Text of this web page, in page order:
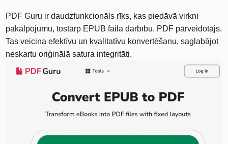
PDF Guru ir daudzfunkcionāls rīks, kas piedāvā virkni
pakalpojumu, tostarp EPUB faila darbību. PDF pārveidotājs.
Tas veicina efektīvu un kvalitatīvu konvertēšanu, saglabājot
neskartu oriģinālā satura integritāti.